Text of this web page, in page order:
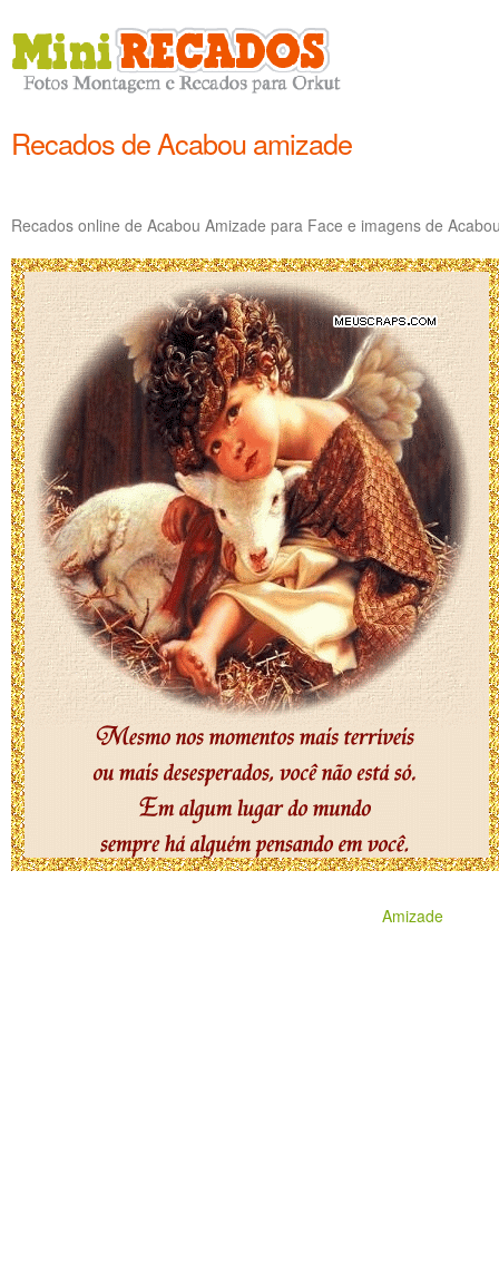
Recados de Acabou amizade
Recados online de Acabou Amizade para Face e imagens de
Amizade